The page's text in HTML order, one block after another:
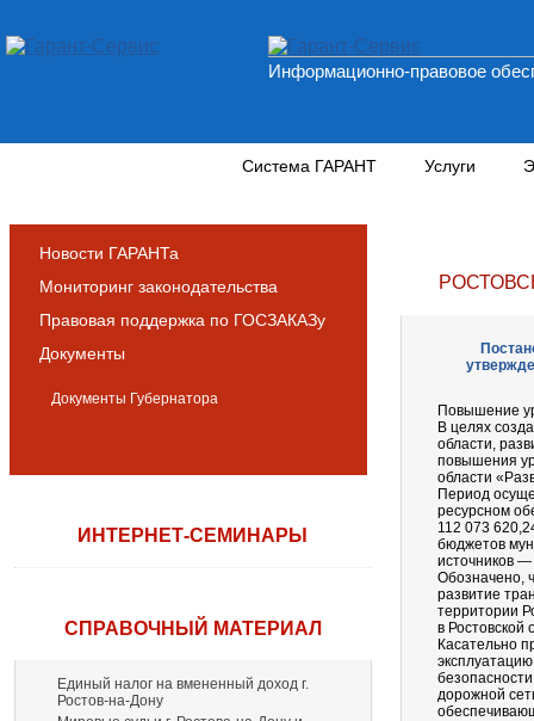
Информационно-правовое
Система ГАРАНТ Услуги
Новости ГАРАНТа
Мониторинг законодательства
Правовая поддержка по ГОСЗАКАЗу
Документы
Документы Губернатора
ИНТЕРНЕТ-СЕМИНАРЫ
СПРАВОЧНЫЙ МАТЕРИАЛ
Единый налог на вмененный доход г.
Ростов-на-Дону
Повышение
В целях
области,
повышения
области
Период
ресурсном
112 073
бюджетов
источников
Обозначено,
развитие
территории
в
Касательно
дорожной